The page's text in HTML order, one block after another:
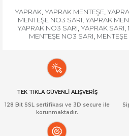
YAPRAK, YAPRAK MENTEŞE,
MENTEŞE NO3 SARI, YAPRAK
YAPRAK NO3 SARI, YAPRAK SARI,
MENTEŞE NO3 SARI, MENTEŞE
TEK TIKLA GÜVENLİ ALIŞVERİŞ
128 Bit SSL sertifikası ve 3D secure ile
korunmaktadır.